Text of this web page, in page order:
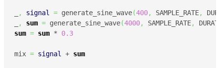
, signal = generate_sine_wave(400, SAMPLE_RATE,
, sum = generate_sine_wave(4000, SAMPLE_RATE,
sum = sum * 0.3
mix = signal + sum